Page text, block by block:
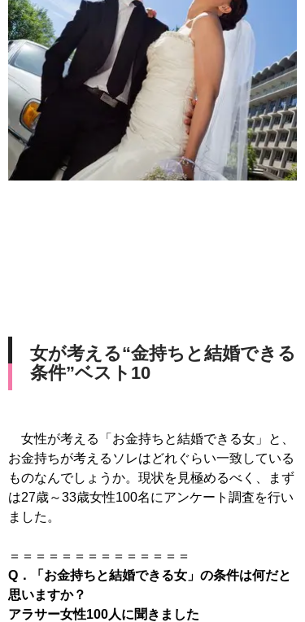
女が考える“金持ちと結婚できる
条件”ベスト10
女性が考える「お金持ちと結婚できる女」と、
お金持ちが考えるソレはどれぐらい一致している
ものなんでしょうか。現状を見極めるべく、まず
は27歳～33歳女性100名にアンケート調査を行い
ました。
Q．「お金持ちと結婚できる女」の条件は何だと
思いますか？
アラサー女性100人に聞きました